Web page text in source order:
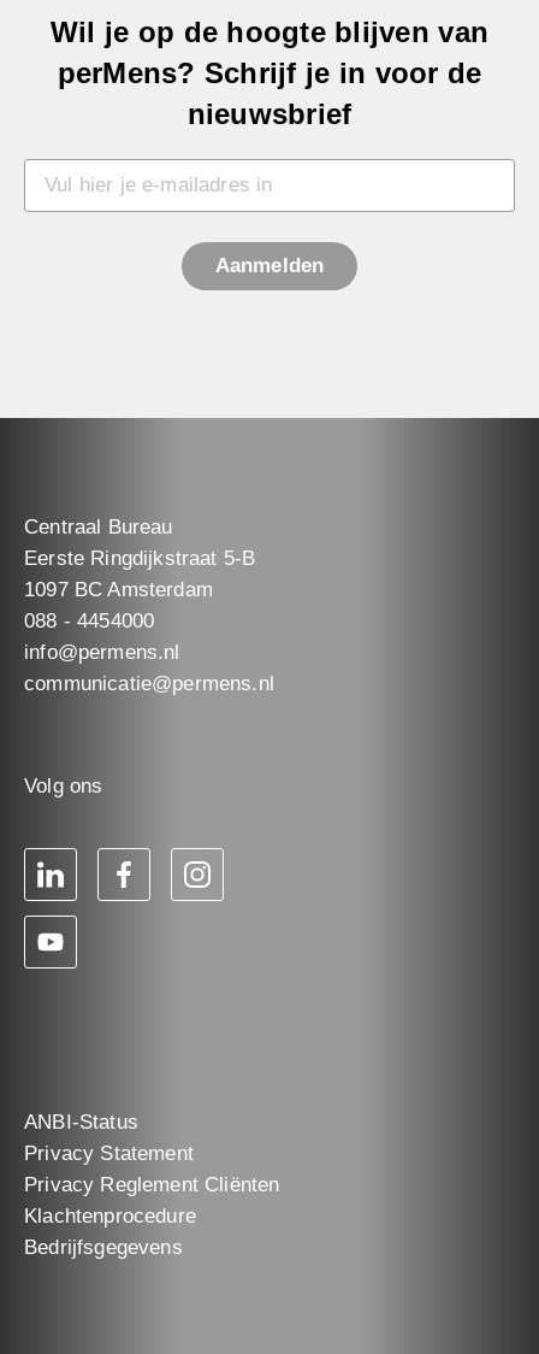
Wil je op de hoogte blijven van
perMens? Schrijf je in voor de
nieuwsbrief
Aanmelden
Centraal Bureau
Eerste Ringdijkstraat 5-B
1097 BC Amsterdam
088 - 4454000
info@permens.nl
communicatie@permens.nl
Volg ons
ANBI-Status
Privacy Statement
Privacy Reglement Cliënten
Klachtenprocedure
Bedrijfsgegevens